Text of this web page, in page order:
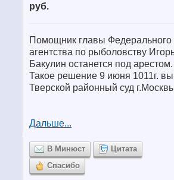
руб.
Помощник главы Федерального
агентства по рыболовству
Бакулин останется под арестом.
Такое решение 9 июня 1011г.
Тверской районный суд
Дальше...
В Минюст
Цитата
Спасибо